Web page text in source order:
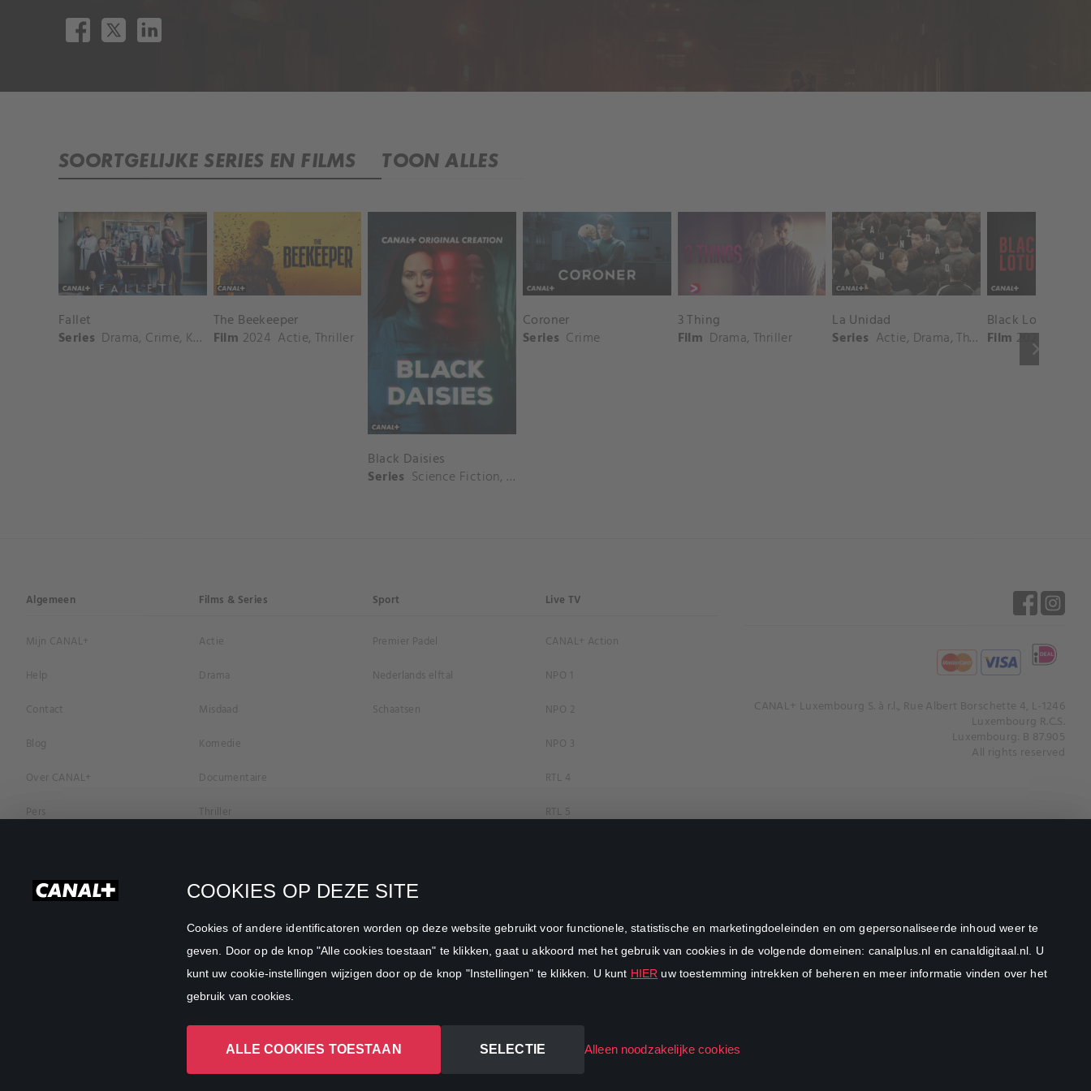
COOKIES OP DEZE SITE
Cookies of andere identificatoren worden op deze website gebruikt voor functionele, statistische en marketingdoeleinden en om gepersonaliseerde inhoud weer te
geven. Door op de knop "Alle cookies toestaan" te klikken, gaat u akkoord met het gebruik van cookies in de volgende domeinen: canalplus.nl en canaldigitaal.nl. U
kunt uw cookie-instellingen wijzigen door op de knop "Instellingen" te klikken. U kunt HIER uw toestemming intrekken of beheren en meer informatie vinden over het
gebruik van cookies.
ALLE COOKIES TOESTAAN SELECTIE Alleen noodzakelijke cookies
SOORTGELIJKE SERIES EN FILMS TOON ALLES
keyboard_arrow_right
Fallet
Series Drama, Crime, Komedie
The Beekeeper
Film 2024 Actie,Thriller
Black Daisies
Series Science Fiction, Thriller
Coroner
Series Crime
3 Thing
Film Drama,Thriller
La Unidad
Series Actie, Drama,Thriller
Black Lotus
Film 2023
Algemeen
Mijn CANAL+
Help
Contact
Blog
Over CANAL+
Pers
Privacybeleid
Films & Series
Actie
Drama
Misdaad
Komedie
Documentaire
Thriller
Romantiek
Familie
Sport
Sport
Premier Padel
Nederlands elftal
Schaatsen
Live TV
CANAL+ Action
NPO 1
NPO 2
NPO 3
RTL 4
RTL 5
SBS6
Net5
DreamWorks Channel
CANAL+ Luxembourg S. à r.l., Rue Albert Borschette 4, L-1246
Luxembourg R.C.S.
Luxembourg: B 87.905
All rights reserved